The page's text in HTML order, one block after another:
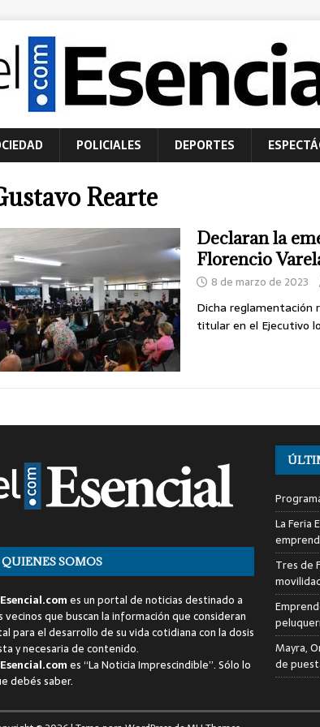
POLICIALES DEPORTES
Rearte
Declaran la
Florencio
8 de marzo de 2023
Dicha reglamentación
titular en el Ejecutivo
QUIENES SOMOS
Esencial.comes un portal de noticias destinado a
vecinos que buscan la información que consideran
para el desarrollo de su vida cotidiana con la dosis
y necesaria de contenido.
Esencial.comes “La Noticia Imprescindible”. Sólo lo
debés saber.
La Feria
Tres de
Mayra,
de